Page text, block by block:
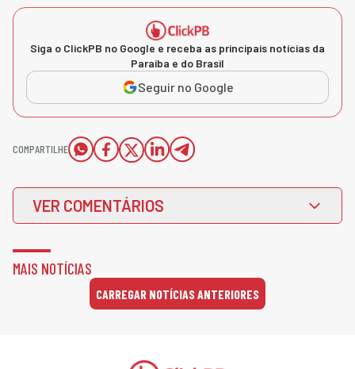
Siga o ClickPB no Google e receba as principais notícias da
Paraíba e do Brasil
Seguir no Google
COMPARTILHE
VER COMENTÁRIOS
MAIS NOTÍCIAS
CARREGAR NOTÍCIAS ANTERIORES